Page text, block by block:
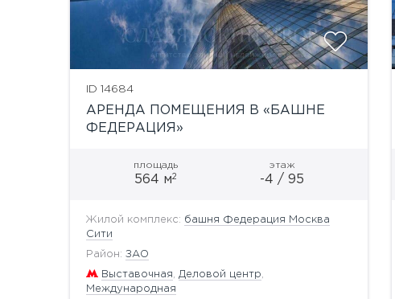
ID 14684
АРЕНДА ПОМЕЩЕНИЯ В «БАШНЕ
ФЕДЕРАЦИЯ»
площадь
564 м2
этаж
-4 / 95
Жилой комплекс: башня Федерация Москва
Сити
Район: ЗАО
Выставочная Деловой центр
Международная